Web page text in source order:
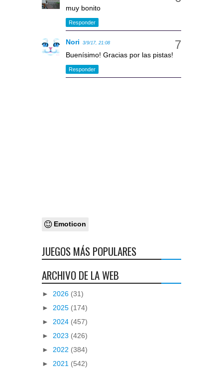
muy bonito
Responder
Nori 3/9/17, 21:08
Buenísimo! Gracias por las pistas!
Responder
Emoticon
JUEGOS MÁS POPULARES
ARCHIVO DE LA WEB
► 2026 (31)
► 2025 (174)
► 2024 (457)
► 2023 (426)
► 2022 (384)
► 2021 (542)